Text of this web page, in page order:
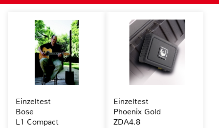
Einzeltest
Bose
L1 Compact
Einzeltest
Phoenix Gold
ZDA4.8